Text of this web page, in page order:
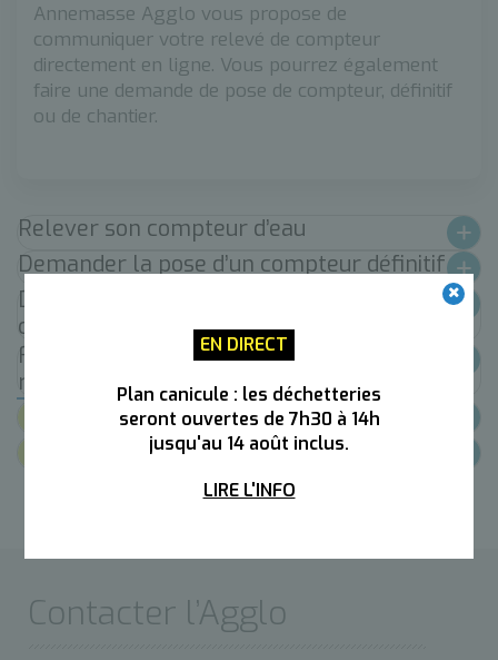
EN DIRECT
Plan canicule : les déchetteries
seront ouvertes de 7h30 à 14h
jusqu'au 14 août inclus.
LIRE L'INFO
Annemasse Agglo vous propose de
communiquer votre relevé de compteur
directement en ligne. Vous pourrez également
faire une demande de pose de compteur, définitif
ou de chantier.
Relever son compteur d’eau
Demander la pose d’un compteur définitif
Demander la pose de compteur de
chantier
Faire une demande de raccordement au
réseau d'eau potable publique
Documents
Contacter l’Agglo